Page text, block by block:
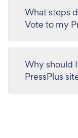
What steps
Vote to my
Why should
PressPlus